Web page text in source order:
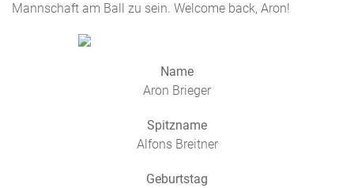
Mannschaft am Ball zu sein. Welcome back, Aron!
Name
Aron Brieger
Spitzname
Alfons Breitner
Geburtstag